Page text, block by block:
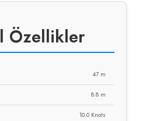
Özellikler
47 m
8.8 m
10.0 Knots